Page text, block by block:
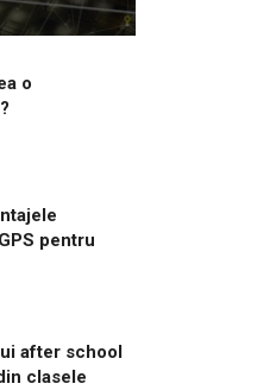
o
pentru
after school
clasele